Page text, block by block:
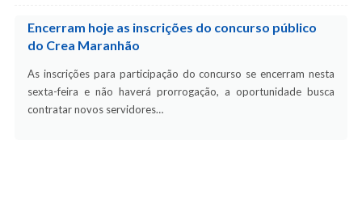
Encerram hoje as inscrições do concurso público
do Crea Maranhão
As inscrições para participação do concurso se encerram nesta
sexta-feira e não haverá prorrogação, a oportunidade busca
contratar novos servidores…